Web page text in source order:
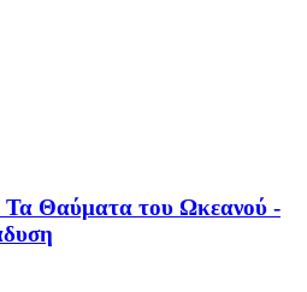
Τα Θαύματα του Ωκεανού -